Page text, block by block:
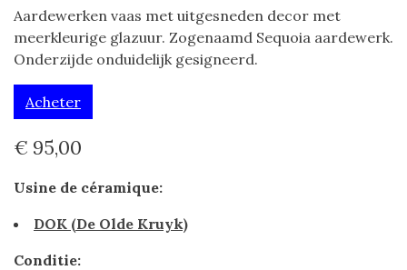
Aardewerken vaas met uitgesneden decor met
meerkleurige glazuur. Zogenaamd Sequoia aardewerk.
Onderzijde onduidelijk gesigneerd.
Acheter
€ 95,00
Usine de céramique:
DOK (De Olde Kruyk)
Conditie: